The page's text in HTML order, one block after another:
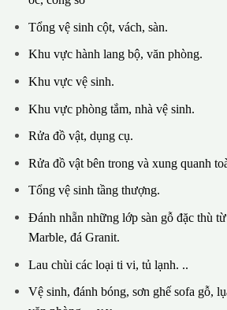
Tổng vệ sinh cột, vách, sàn.
Khu vực hành lang bộ, văn phòng.
Khu vực vệ sinh.
Khu vực phòng tắm, nhà vệ sinh.
Rửa đồ vật, dụng cụ.
Rửa đồ vật bên trong và xung quanh
Tổng vệ sinh tầng thượng.
Đánh nhẵn những lớp sàn gỗ đặc thù
Marble, đá Granit.
Lau chùi các loại ti vi, tủ lạnh. ..
Vệ sinh, đánh bóng, sơn ghế sofa gỗ,